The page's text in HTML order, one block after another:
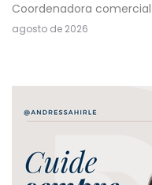
Coordenadora
agosto de 2026